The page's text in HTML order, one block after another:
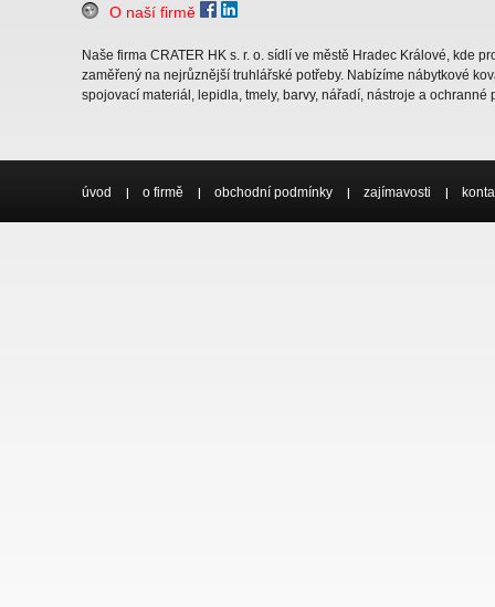
O naší firmě
Naše firma CRATER HK s. r. o. sídlí ve městě Hradec Králové, kde
zaměřený na nejrůznější truhlářské potřeby. Nabízíme nábytkové
spojovací materiál, lepidla, tmely, barvy, nářadí, nástroje a ochranné
úvod o firmě obchodní podmínky zajímavosti